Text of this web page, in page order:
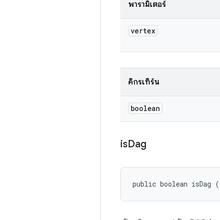
พารามิเตอร์
vertex
คิกรีเทิร์น
boolean
isDag
public boolean isDag